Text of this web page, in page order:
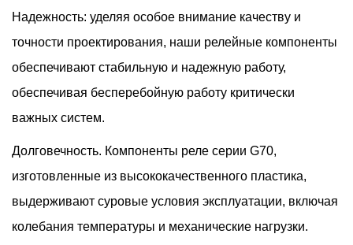
Надежность: уделяя особое внимание качеству и
точности проектирования, наши релейные компоненты
обеспечивают стабильную и надежную работу,
обеспечивая бесперебойную работу критически
важных систем.
Долговечность. Компоненты реле серии G70,
изготовленные из высококачественного пластика,
выдерживают суровые условия эксплуатации, включая
колебания температуры и механические нагрузки.